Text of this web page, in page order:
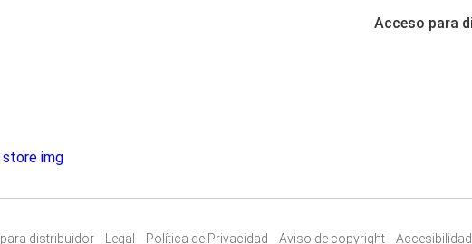
Acceso para
distribuidor Legal Política de Privacidad Aviso de copyright Accesibilidad